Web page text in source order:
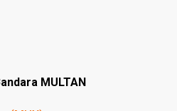
MULTAN